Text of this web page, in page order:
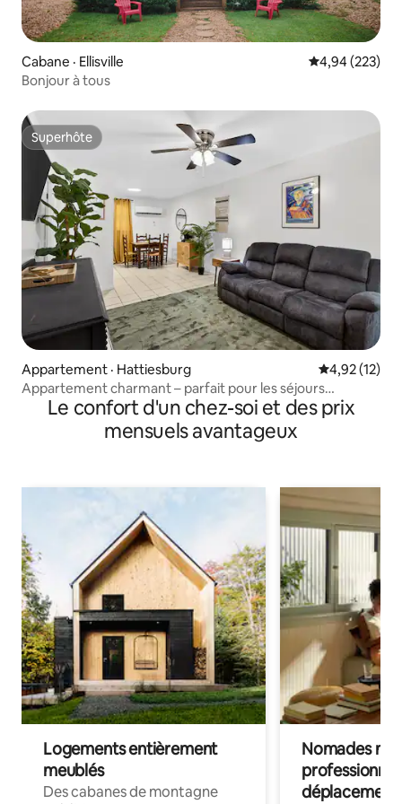
Cabane · Ellisville Note
4,94 (223)
Bonjour à tous
Superhôte
Superhôte
Appartement · Hattiesburg Note
4,92 (12)
Appartement charmant – parfait pour les séjours
prolongés
Le confort d'un chez-soi et des prix
mensuels avantageux
Logements entièrement
meublés
Des cabanes de montagne
Nomades
déplacement